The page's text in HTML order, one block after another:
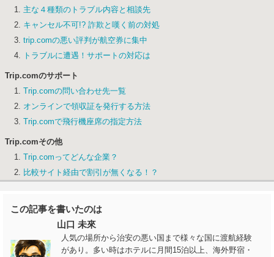
主な４種類のトラブル内容と相談先
キャンセル不可!? 詐欺と嘆く前の対処
trip.comの悪い評判が航空券に集中
トラブルに遭遇！サポートの対応は
Trip.comのサポート
Trip.comの問い合わせ先一覧
オンラインで領収証を発行する方法
Trip.comで飛行機座席の指定方法
Trip.comその他
Trip.comってどんな企業？
比較サイト経由で割引が無くなる！？
この記事を書いたのは
山口 未來
人気の場所から治安の悪い国まで様々な国に渡航経験
があり。多い時はホテルに月間15泊以上、海外野宿・